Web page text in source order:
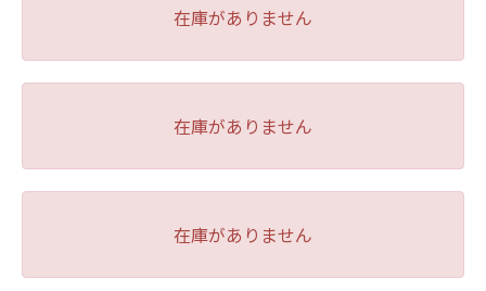
在庫がありません
在庫がありません
在庫がありません